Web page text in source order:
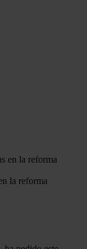
la reforma